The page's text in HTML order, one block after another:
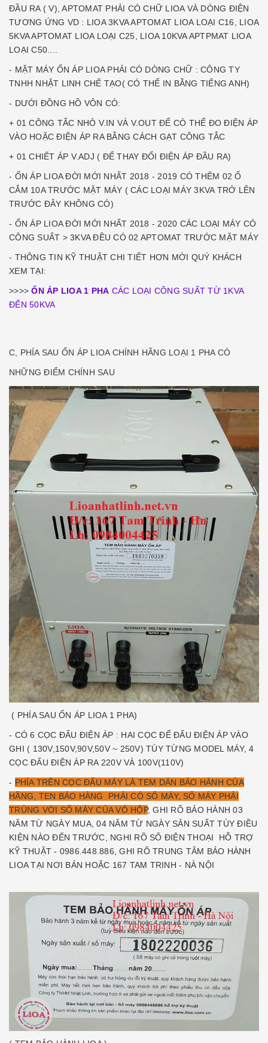
ĐẦU RA ( V), APTOMAT PHẢI CÓ CHỮ LIOA VÀ DÒNG ĐIỆN
TƯƠNG ỨNG VD : LIOA 3KVA APTOMAT LIOA LOẠI C16, LIOA
5KVA APTOMAT LIOA LOẠI C25, LIOA 10KVA APTPMAT LIOA
LOẠI C50....
- MẶT MÁY ỔN ÁP LIOA PHẢI CÓ DÒNG CHỮ : CÔNG TY
TNHH NHẬT LINH CHẾ TẠO( CÓ THỂ IN BẰNG TIẾNG ANH)
- DƯỚI ĐỒNG HỒ VÔN CÓ:
+ 01 CÔNG TẮC NHỎ V.IN VÀ V.OUT ĐỂ CÓ THỂ ĐO ĐIỆN ÁP
VÀO HOẶC ĐIỆN ÁP RA BẰNG CÁCH GẠT CÔNG TẮC
+ 01 CHIẾT ÁP V.ADJ ( ĐỂ THAY ĐỔI ĐIỆN ÁP ĐẦU RA)
- ỔN ÁP LIOA ĐỜI MỚI NHẤT 2018 - 2019 CÓ THÊM 02 Ổ
CẮM 10A TRƯỚC MẶT MÁY ( CÁC LOẠI MÁY 3KVA TRỞ LÊN
TRƯỚC ĐÂY KHÔNG CÓ)
- ỔN ÁP LIOA ĐỜI MỚI NHẤT 2018 - 2020 CÁC LOẠI MÁY CÓ
CÔNG SUẤT > 3KVA ĐỀU CÓ 02 APTOMAT TRƯỚC MẶT MÁY
- THÔNG TIN KỸ THUẬT CHI TIẾT HƠN MỜI QUÝ KHÁCH
XEM TẠI:
>>>>ỔN ÁP LIOA 1 PHA CÁC LOẠI CÔNG SUẤT TỪ 1KVA
ĐẾN 50KVA
C, PHÍA SAU ỔN ÁP LIOA CHÍNH HÃNG LOẠI 1 PHA CÓ
NHỮNG ĐIỂM CHÍNH SAU
( PHÍA SAU ỔN ÁP LIOA 1 PHA)
- CÓ 6 CỌC ĐẤU ĐIỆN ÁP : HAI CỌC ĐỂ ĐẤU ĐIỆN ÁP VÀO
GHI ( 130V,150V,90V,50V ~ 250V) TÙY TỪNG MODEL MÁY, 4
CỌC ĐẤU ĐIỆN ÁP RA 220V VÀ 100V(110V)
- PHÍA TRÊN CỌC ĐẤU MÁY LÀ TEM DÁN BẢO HÀNH CỦA
HÃNG, TEN BẢO HÀNG PHẢI CÓ SỐ MÁY, SỐ MÁY PHẢI
TRÙNG VỚI SỐ MÁY CỦA VỎ HỘP, GHI RÕ BẢO HÀNH 03
NĂM TỪ NGÀY MUA, 04 NĂM TỪ NGÀY SẢN SUẤT TÙY ĐIỀU
KIỆN NÀO ĐẾN TRƯỚC, NGHI RÕ SỐ ĐIỆN THOẠI HỖ TRỢ
KỸ THUẬT - 0986.448.886, GHI RÕ TRUNG TÂM BẢO HÀNH
LIOA TẠI NƠI BÁN HOẶC 167 TAM TRINH - NÀ NỘI